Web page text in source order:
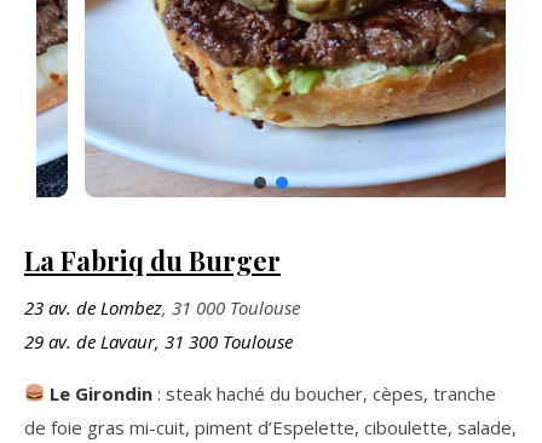
La Fabriq du Burger
23 av. de Lombez, 31 000 Toulouse
29 av. de Lavaur, 31 300 Toulouse
Le Girondin: steak haché du boucher, cèpes, tranche
de foie gras mi-cuit, piment d’Espelette, ciboulette, salade,